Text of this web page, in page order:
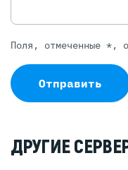
Поля, отмеченные *,
Отправить
ДРУГИЕ